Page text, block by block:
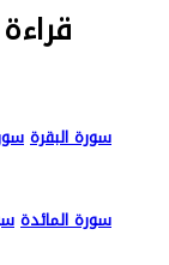
سورة البقرة
سورة المائدة